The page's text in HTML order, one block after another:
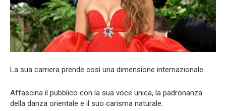
La sua carriera prende così una dimensione internazionale.
Affascina il pubblico con la sua voce unica, la padronanza
della danza orientale e il suo carisma naturale.